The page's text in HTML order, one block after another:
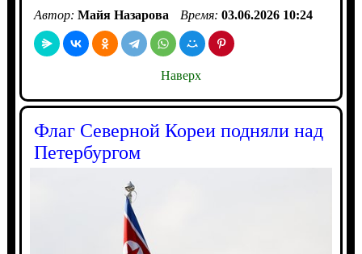
Автор: Майя Назарова Время: 03.06.2026 10:24
Наверх
Флаг Северной Кореи подняли над
Петербургом